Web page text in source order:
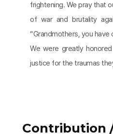
frightening. We pray that
of war and brutality
“Grandmothers, you have
We were greatly
justice for the traumas
Contribution